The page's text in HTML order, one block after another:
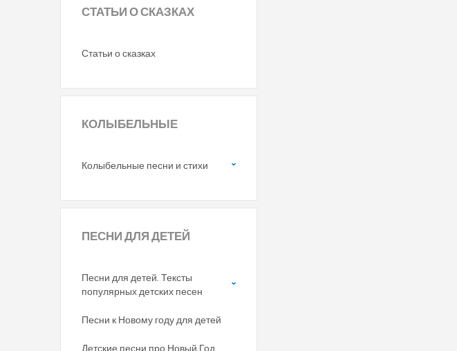
СТАТЬИО СКАЗКАХ
Статьи о сказках
КОЛЫБЕЛЬНЫЕ
Колыбельные песни и стихи
ПЕСНИДЛЯ ДЕТЕЙ
Песни для детей. Тексты
популярных детских песен
Песни к Новому году для детей
Детские песни про Новый Год